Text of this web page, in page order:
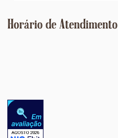
Horário de Atendimento